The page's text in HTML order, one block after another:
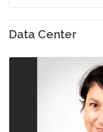
Data Center